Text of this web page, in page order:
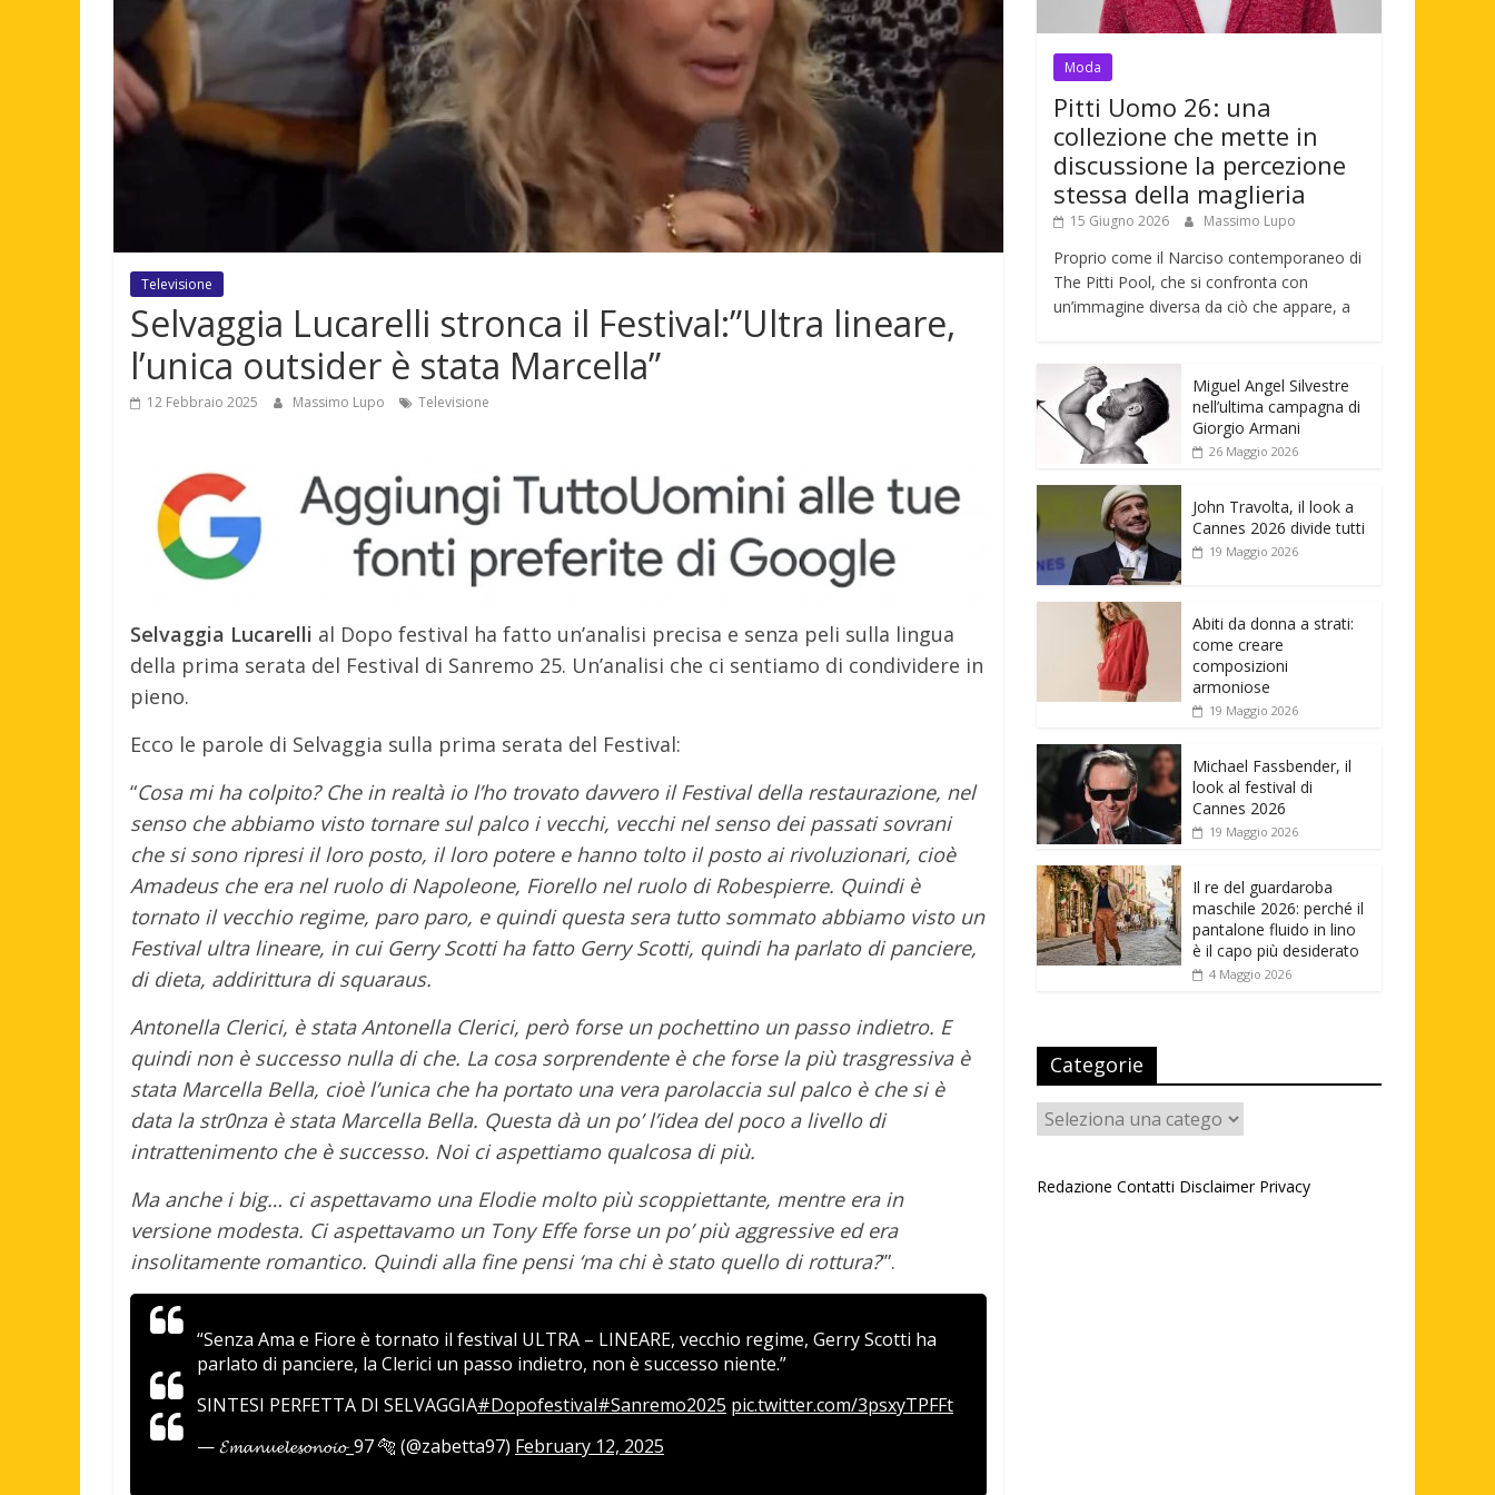
Televisione
Selvaggia Lucarelli stronca il Festival:”Ultra lineare,
l’unica outsider è stata Marcella”
12 Febbraio 2025 Massimo Lupo Televisione
Selvaggia Lucarelli al Dopo festival ha fatto un’analisi precisa e senza peli sulla lingua
della prima serata del Festival di Sanremo 25. Un’analisi che ci sentiamo di condividere in
pieno.
Ecco le parole di Selvaggia sulla prima serata del Festival:
“Cosa mi ha colpito? Che in realtà io l’ho trovato davvero il Festival della restaurazione, nel
senso che abbiamo visto tornare sul palco i vecchi, vecchi nel senso dei passati sovrani
che si sono ripresi il loro posto, il loro potere e hanno tolto il posto ai rivoluzionari, cioè
Amadeus che era nel ruolo di Napoleone, Fiorello nel ruolo di Robespierre. Quindi è
tornato il vecchio regime, paro paro, e quindi questa sera tutto sommato abbiamo visto un
Festival ultra lineare, in cui Gerry Scotti ha fatto Gerry Scotti, quindi ha parlato di panciere,
di dieta, addirittura di squaraus.
Antonella Clerici, è stata Antonella Clerici, però forse un pochettino un passo indietro. E
quindi non è successo nulla di che. La cosa sorprendente è che forse la più trasgressiva è
stata Marcella Bella, cioè l’unica che ha portato una vera parolaccia sul palco è che si è
data la str0nza è stata Marcella Bella. Questa dà un po’ l’idea del poco a livello di
intrattenimento che è successo. Noi ci aspettiamo qualcosa di più.
Ma anche i big… ci aspettavamo una Elodie molto più scoppiettante, mentre era in
versione modesta. Ci aspettavamo un Tony Effe forse un po’ più aggressive ed era
insolitamente romantico. Quindi alla fine pensi ‘ma chi è stato quello di rottura?‘”.
“Senza Ama e Fiore è tornato il festival ULTRA – LINEARE, vecchio regime, Gerry Scotti ha
parlato di panciere, la Clerici un passo indietro, non è successo niente.”
SINTESI PERFETTA DI SELVAGGIA#Dopofestival#Sanremo2025 pic.twitter.com/3psxyTPFFt
— 𝓔𝓶𝓪𝓷𝓾𝓮𝓵𝓮𝓼𝓸𝓷𝓸𝓲𝓸_97 🐅 (@zabetta97) February 12, 2025
Moda
Pitti Uomo 26: una
collezione che mette in
discussione la percezione
stessa della maglieria
15 Giugno 2026 Massimo Lupo
Proprio come il Narciso contemporaneo di
The Pitti Pool, che si confronta con
un’immagine diversa da ciò che appare, a
Miguel Angel Silvestre
nell’ultima campagna di
Giorgio Armani
26 Maggio 2026
John Travolta, il look a
Cannes 2026 divide tutti
19 Maggio 2026
Abiti da donna a strati:
come creare
composizioni
armoniose
19 Maggio 2026
Michael Fassbender, il
look al festival di
Cannes 2026
19 Maggio 2026
Il re del guardaroba
maschile 2026: perché il
pantalone fluido in lino
è il capo più desiderato
4 Maggio 2026
Categorie
Categorie
Redazione Contatti Disclaimer Privacy